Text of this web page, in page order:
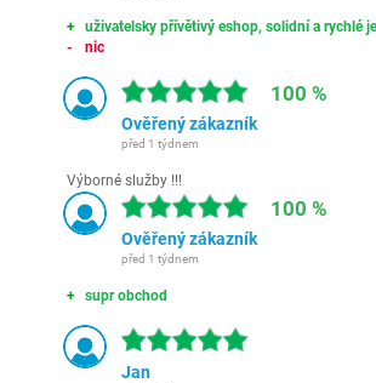
uživatelsky přívětivý eshop, solidní a rychlé
nic
100 %
Ověřený zákazník
před 1 týdnem
Výborné služby !!!
100 %
Ověřený zákazník
před 1 týdnem
supr obchod
Jan